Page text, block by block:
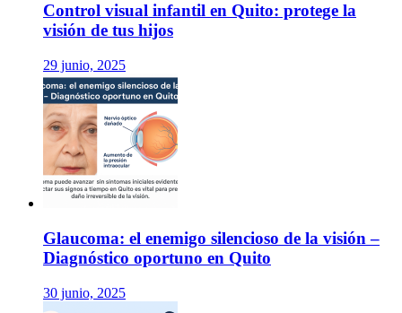
Control visual infantil en Quito: protege la
visión de tus hijos
29 junio, 2025
Glaucoma: el enemigo silencioso de la visión –
Diagnóstico oportuno en Quito
30 junio, 2025